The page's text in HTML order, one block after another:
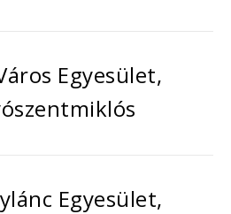
Egyesület,
Egyesület,